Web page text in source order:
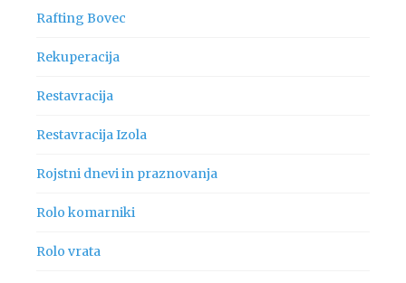
Rafting Bovec
Rekuperacija
Restavracija
Restavracija Izola
Rojstni dnevi in praznovanja
Rolo komarniki
Rolo vrata